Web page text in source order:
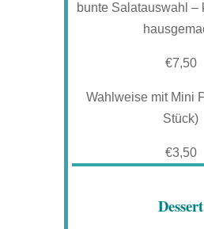
bunte Salatauswahl –
€7,50
Wahlweise mit Mini
Stück)
€3,50
Dessert